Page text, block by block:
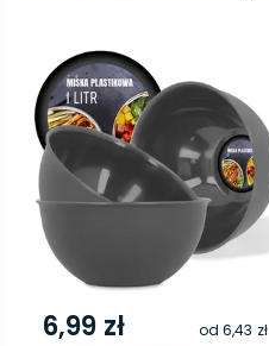
6,99 zł od6,43 zł